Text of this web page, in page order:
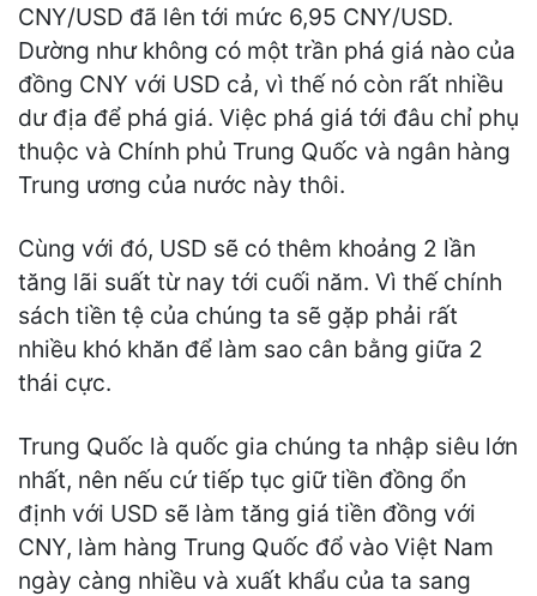
CNY/USD đã lên tới mức 6,95 CNY/USD.
Dường như không có một trần phá giá nào của
đồng CNY với USD cả, vì thế nó còn rất nhiều
dư địa để phá giá. Việc phá giá tới đâu chỉ phụ
thuộc và Chính phủ Trung Quốc và ngân hàng
Trung ương của nước này thôi.
Cùng với đó, USD sẽ có thêm khoảng 2 lần
tăng lãi suất từ nay tới cuối năm. Vì thế chính
sách tiền tệ của chúng ta sẽ gặp phải rất
nhiều khó khăn để làm sao cân bằng giữa 2
thái cực.
Trung Quốc là quốc gia chúng ta nhập siêu lớn
nhất, nên nếu cứ tiếp tục giữ tiền đồng ổn
định với USD sẽ làm tăng giá tiền đồng với
CNY, làm hàng Trung Quốc đổ vào Việt Nam
ngày càng nhiều và xuất khẩu của ta sang